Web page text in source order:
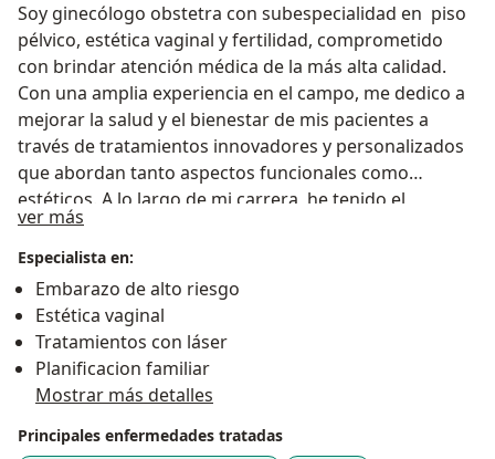
Soy ginecólogo obstetra con subespecialidad en piso
pélvico, estética vaginal y fertilidad, comprometido
con brindar atención médica de la más alta calidad.
Con una amplia experiencia en el campo, me dedico a
mejorar la salud y el bienestar de mis pacientes a
través de tratamientos innovadores y personalizados
que abordan tanto aspectos funcionales como
estéticos. A lo largo de mi carrera, he tenido el
privilegio de ayudar a numerosas mujeres a recuperar
su confianza y calidad de vida mediante
procedimientos especializados para sus necesidades
especificas. Mis pacientes confían en mi habilidad para
proporcionar soluciones efectivas y seguras,
respaldadas por una sólida formación y un enfoque
integral de la salud femenina. Cada tratamiento que
realizo se basa en una evaluación detallada y un plan
personalizado, adaptado a las necesidades y objetivos
ver más
Especialista en:
Embarazo de alto riesgo
Estética vaginal
Tratamientos con láser
Planificacion familiar
Mostrar más detalles
Principales enfermedades tratadas